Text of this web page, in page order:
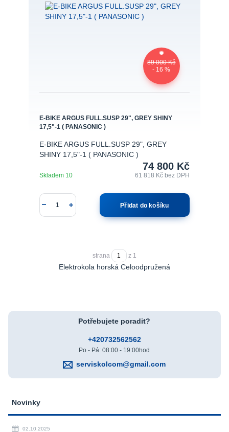
89 000 Kč
- 16 %
E-BIKE ARGUS FULL.SUSP 29", GREY SHINY
17,5"-1 ( PANASONIC )
E-BIKE ARGUS FULL.SUSP 29", GREY
SHINY 17,5"-1 ( PANASONIC )
74 800 Kč
61 818 Kčbez DPH
Skladem 10
Přidat do košíku
strana z 1
Elektrokola horská Celoodpružená
Potřebujete poradit?
+420732562562
Po - Pá: 08:00 - 19:00hod
serviskolcom@gmail.com
Novinky
02.10.2025